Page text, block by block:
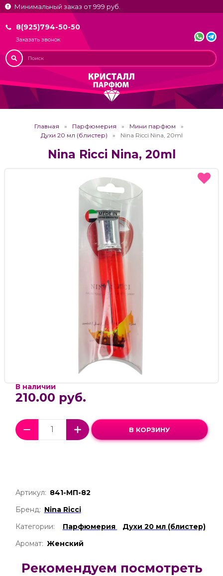
Минимальный заказ от 999 руб.
8(925)794-50-50
Заказать звонок
Главная Парфюмерия
Мини парфюм
Духи 20 мл (блистер)
Nina Ricci Nina, 20ml
Nina Ricci Nina, 20ml
В наличии
210.00 руб.
В КОРЗИНУ
Артикул: 841-МП-82
Бренд: Nina Ricci
Категории:
Парфюмерия
Духи 20 мл (блистер)
Аромат: Женский
Рекомендуем посмотреть